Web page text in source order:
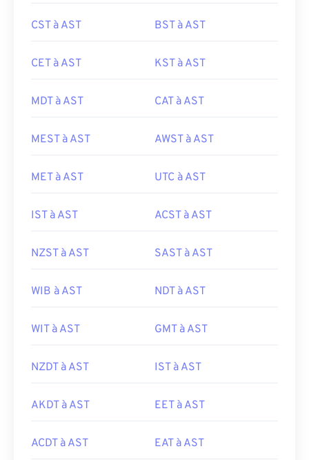
CST à AST BST à AST
CET à AST KST à AST
MDT à AST CAT à AST
MEST à AST AWST à AST
MET à AST UTC à AST
IST à AST ACST à AST
NZST à AST SAST à AST
WIB à AST NDT à AST
WIT à AST GMT à AST
NZDT à AST IST à AST
AKDT à AST EET à AST
ACDT à AST EAT à AST